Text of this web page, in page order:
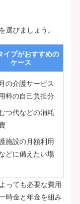
選びましょう。
イプがおすすめの
ケース
の介護サービス
料の自己負担分
つ代などの消耗
施設の月額利用
どに備えたい場
っても必要な費用
時金と年金を組み